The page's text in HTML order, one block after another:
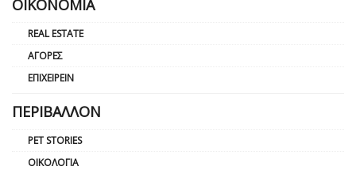
ΟΙΚΟΝΟΜΊΑ
REAL ESTATE
ΑΓΟΡΈΣ
ΕΠΙΧΕΙΡΕΊΝ
ΠΕΡΙΒΆΛΛΟΝ
PET STORIES
ΟΙΚΟΛΟΓΊΑ